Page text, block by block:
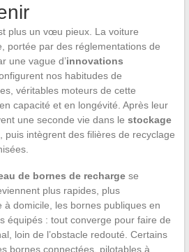
plus un vœu pieux. La voiture
portée par des réglementations de
une vague d’innovations
nos habitudes de
véritables moteurs de cette
capacité et en longévité. Après leur
une seconde vie dans le stockage
, puis intègrent des filières de recyclage
de bornes de rechargese
plus rapides, plus
à domicile, les bornes publiques en
équipés : tout converge pour faire de
loin de l’obstacle redouté. Certains
bornes connectées, pilotables à